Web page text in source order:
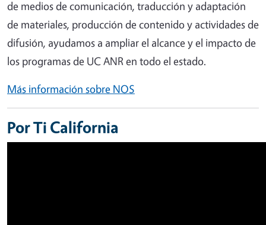
de medios de comunicación, traducción y adaptación
de materiales, producción de contenido y actividades de
difusión, ayudamos a ampliar el alcance y el impacto de
los programas de UC ANR en todo el estado.
Más información sobre NOS
Por Ti California